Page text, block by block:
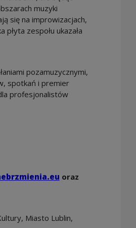
muzyki
się na improwizacjach,
zespołu ukazała
pozamuzycznymi,
spotkań i premier
profesjonalistów
oraz
Miasto Lublin,